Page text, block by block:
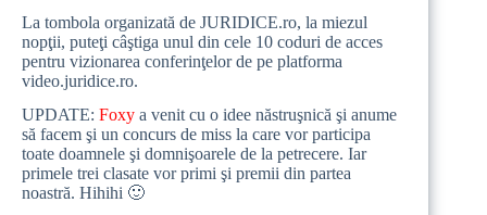
La tombola organizată de JURIDICE.ro, la miezul
nopţii, puteţi câştiga unul din cele 10 coduri de acces
pentru vizionarea conferinţelor de pe platforma
video.juridice.ro.
UPDATE: Foxy a venit cu o idee năstruşnică şi anume
să facem şi un concurs de miss la care vor participa
toate doamnele şi domnişoarele de la petrecere. Iar
primele trei clasate vor primi şi premii din partea
noastră. Hihihi 🙂